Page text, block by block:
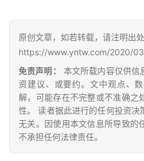
原创文章，如若转载，请注明出处
https://www.yntw.com/2020/
免责声明：
本文所载内容仅供信
资建议、或要约。文中观点、
解，可能存在不完整或不准确之
性。 读者据此进行的任何投资
无关。因使用本文信息所导致的
不承担任何法律责任。